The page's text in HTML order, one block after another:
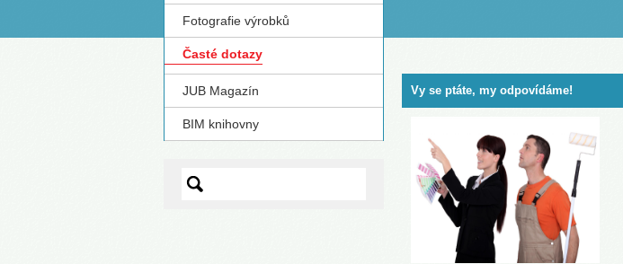
Fotografie výrobků
Časté dotazy
JUB Magazín
BIM knihovny
Vy se ptáte, my odpovídáme!